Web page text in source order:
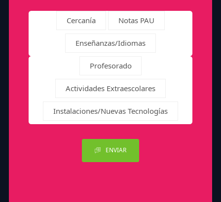
Cercanía Notas PAU
Enseñanzas/Idiomas
Profesorado
Actividades Extraescolares
Instalaciones/Nuevas Tecnologías
ENVIAR